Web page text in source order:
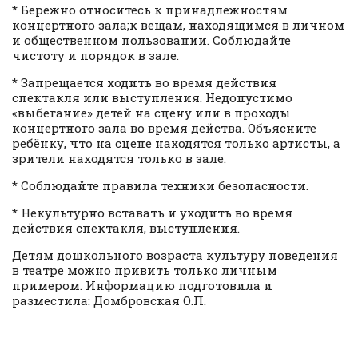
* Бережно относитесь к принадлежностям
концертного зала;к вещам, находящимся в личном
и общественном пользовании. Соблюдайте
чистоту и порядок в зале.
* Запрещается ходить во время действия
спектакля или выступления. Недопустимо
«выбегание» детей на сцену или в проходы
концертного зала во время действа. Объясните
ребёнку, что на сцене находятся только артисты, а
зрители находятся только в зале.
* Соблюдайте правила техники безопасности.
* Некультурно вставать и уходить во время
действия спектакля, выступления.
Детям дошкольного возраста культуру поведения
в театре можно привить только личным
примером. Информацию подготовила и
разместила: Домбровская О.П.